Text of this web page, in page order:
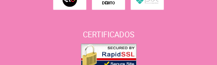
CERTIFICADOS